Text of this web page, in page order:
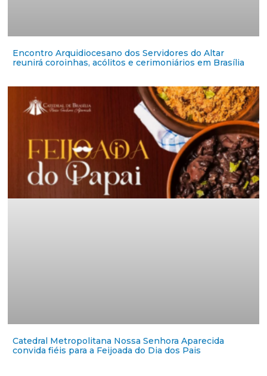
Encontro Arquidiocesano dos Servidores do Altar
reunirá coroinhas, acólitos e cerimoniários em Brasília
Catedral Metropolitana Nossa Senhora Aparecida
convida fiéis para a Feijoada do Dia dos Pais